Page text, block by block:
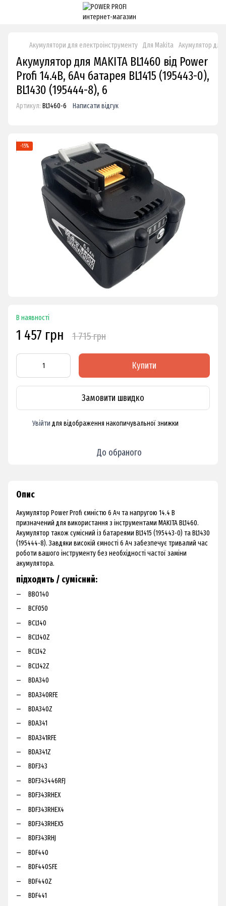
Акумулятори для електроінструменту Для Makita Акумулятор для
Акумулятор для MAKITA BL1460 від Power
Profi 14.4В, 6Ач батарея BL1415 (195443-0),
BL1430 (195444-8), 6
Артикул: BL1460-6 Написати відгук
−15%
В наявності
1 457 грн 1 715 грн
Купити
Замовити швидко
Увійти для відображення накопичувальної знижки
До обраного
Опис
Акумулятор Power Profi ємністю 6 Ач та напругою 14.4 В
призначений для використання з інструментами MAKITA BL1460.
Акумулятор також сумісний із батареями BL1415 (195443-0) та BL1430
(195444-8). Завдяки високій ємності 6 Ач забезпечує тривалий час
роботи вашого інструменту без необхідності частої заміни
акумулятора.
підходить / сумісний:
BBO140
BCF050
BCL140
BCL140Z
BCL142
BCL142Z
BDA340
BDA340RFE
BDA340Z
BDA341
BDA341RFE
BDA341Z
BDF343
BDF343446RFJ
BDF343RHEX
BDF343RHEX4
BDF343RHEX5
BDF343RHJ
BDF440
BDF440SFE
BDF440Z
BDF441